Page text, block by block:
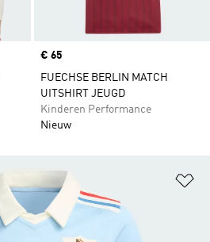
Price
€ 65
FUECHSE BERLIN MATCH
UITSHIRT JEUGD
Kinderen Performance
Nieuw